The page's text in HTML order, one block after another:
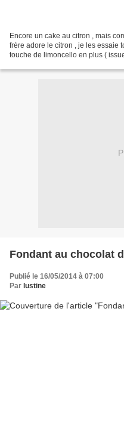
Encore un cake au citron , mais
frère adore le citron , je les essaie
touche de limoncello en plus (
Fondant au chocolat
Publié le 16/05/2014 à 07:00
Par lustine